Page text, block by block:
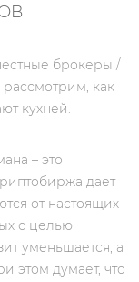
брокеры /
как
кухней.
– это
дает
от настоящих
с целью
уменьшается, а
этом думает, что